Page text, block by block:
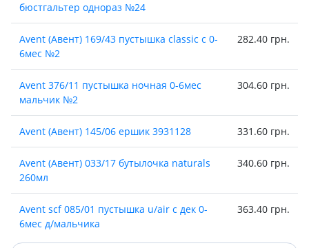
бюстгальтер однораз №24
Avent (Авент) 169/43 пустышка classic с 0-
6мес №2
282.40 грн.
Avent 376/11 пустышка ночная 0-6мес
мальчик №2
304.60 грн.
Avent (Авент) 145/06 ершик 3931128 331.60 грн.
Avent (Авент) 033/17 бутылочка naturals
260мл
340.60 грн.
Avent scf 085/01 пустышка u/air с дек 0-
6мес д/мальчика
363.40 грн.